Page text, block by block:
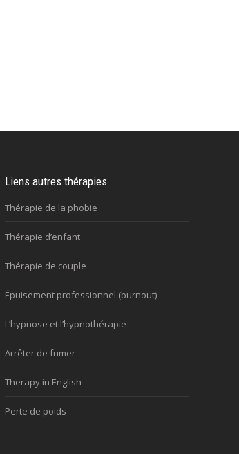
Liens autres thérapies
Thérapie de la phobie
Thérapie d’enfant
Thérapie de couple
Épuisement professionnel (burnout)
L’hypnose et l’hypnothérapie
Arrêter de fumer
Therapy in English
Perte de poids